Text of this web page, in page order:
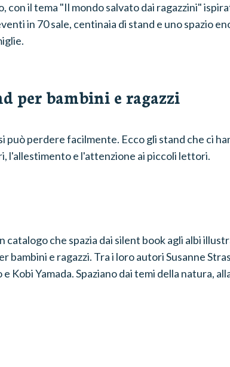
con il tema "Il mondo salvato dai ragazzini"
in 70 sale, centinaia di stand e uno spazio
per bambini e ragazzi
può perdere facilmente. Ecco gli stand che ci
l'allestimento e l'attenzione ai piccoli lettori.
catalogo che spazia dai silent book agli albi
bambini e ragazzi. Tra i loro autori Susanne
Kobi Yamada. Spaziano dai temi della natura,